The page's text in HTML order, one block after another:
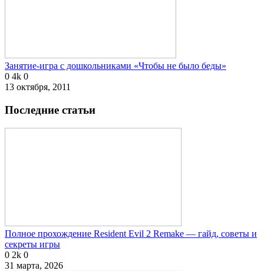
Занятие-игра с дошкольниками «Чтобы не было беды»
0 4k 0
13 октября, 2011
Последние статьи
Полное прохождение Resident Evil 2 Remake — гайд, советы и
секреты игры
0 2k 0
31 марта, 2026